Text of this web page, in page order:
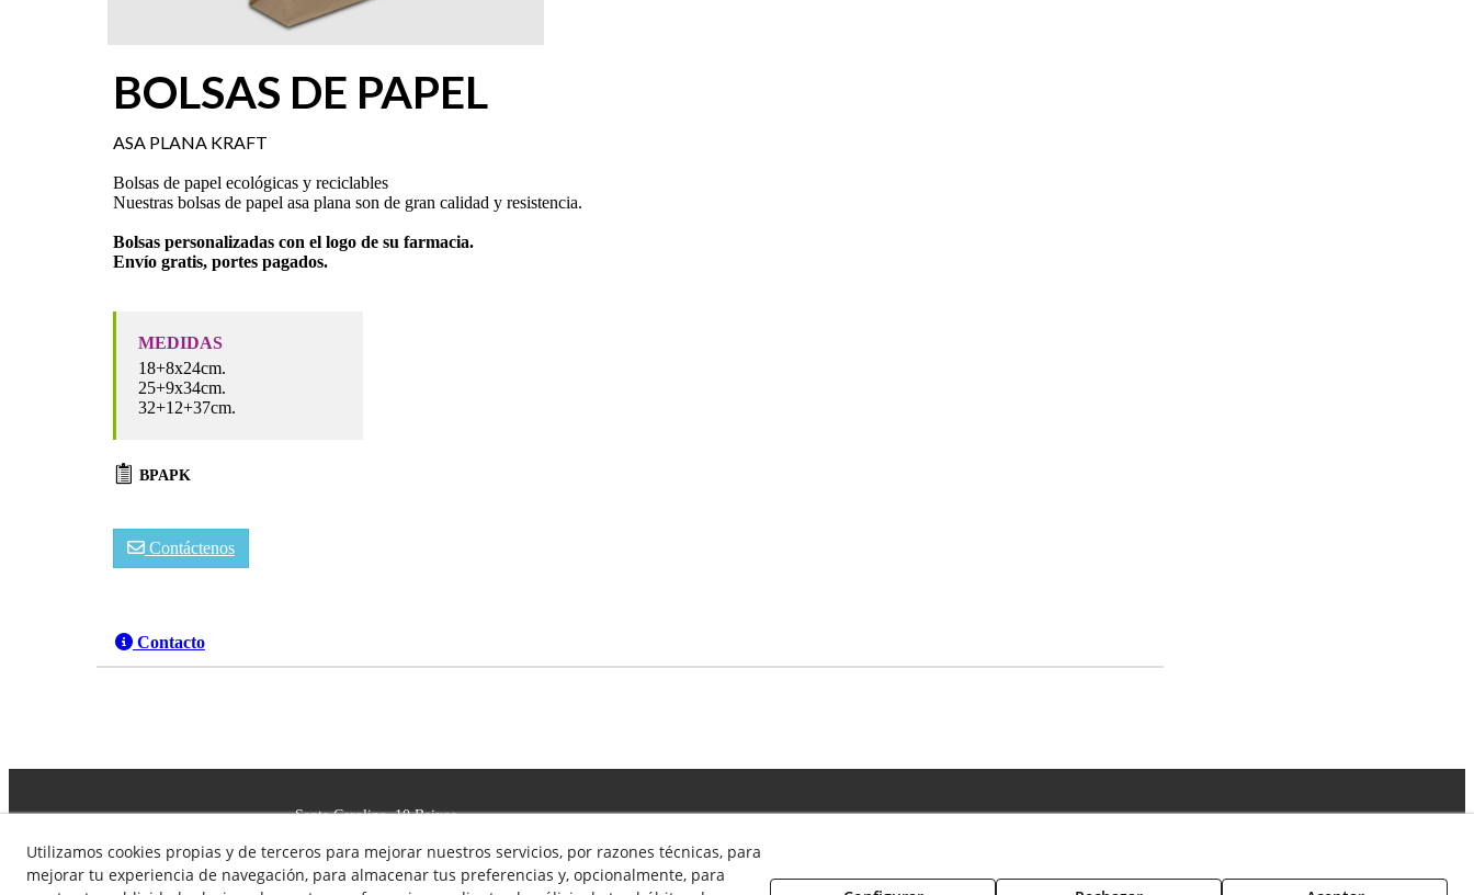
BOLSAS DE PAPEL
ASA PLANA KRAFT
Bolsas de papel ecológicas y reciclables
Nuestras bolsas de papel asa plana son de gran calidad y resistencia.
Bolsas personalizadas con el logo de su farmacia.
Envío gratis, portes pagados.
MEDIDAS
18+8x24cm.
25+9x34cm.
32+12+37cm.
BPAPK
Contáctenos
Contacto
Santa Carolina, 10 Baixos
08025 - BARCELONA
salafarma@salafarma.com
Política de Cookies
Aviso Legal
Utilizamos cookies propias y de terceros para mejorar nuestros servicios, por razones técnicas, para
mejorar tu experiencia de navegación, para almacenar tus preferencias y, opcionalmente, para